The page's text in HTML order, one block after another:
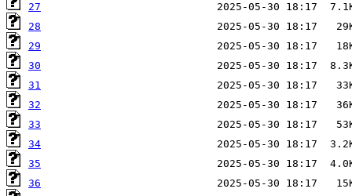
27
28
29
30
31
32
33
34
35
36